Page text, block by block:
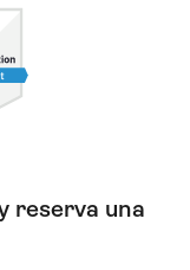
reserva una